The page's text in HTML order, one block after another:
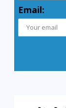
Email: